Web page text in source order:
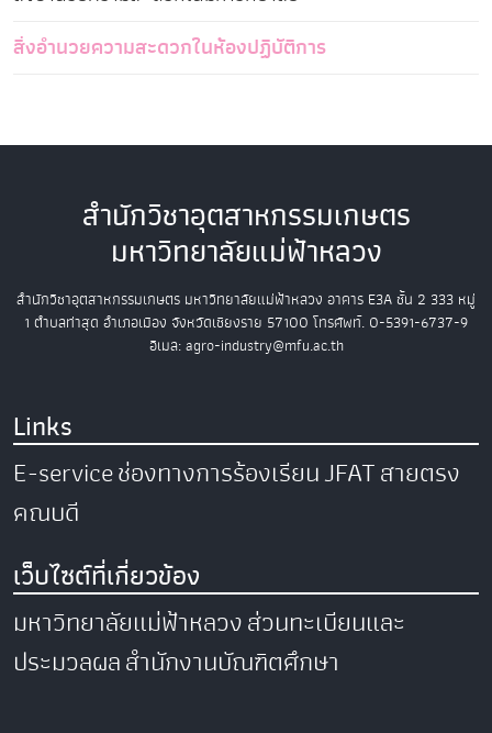
สิ่งอำนวยความสะดวกในห้องปฏิบัติการ
สำนักวิชาอุตสาหกรรมเกษตร
มหาวิทยาลัยแม่ฟ้าหลวง
สำนักวิชาอุตสาหกรรมเกษตร มหาวิทยาลัยแม่ฟ้าหลวง อาคาร E3A ชั้น 2 333 หมู่
1 ตำบลท่าสุด อำเภอเมือง จังหวัดเชียงราย 57100 โทรศัพท์. 0-5391-6737-9
อีเมล: agro-industry@mfu.ac.th
Links
E-serviceช่องทางการร้องเรียนJFATสายตรง
คณบดี
เว็บไซต์ที่เกี่ยวข้อง
มหาวิทยาลัยแม่ฟ้าหลวงส่วนทะเบียนและ
ประมวลผลสำนักงานบัณฑิตศึกษา